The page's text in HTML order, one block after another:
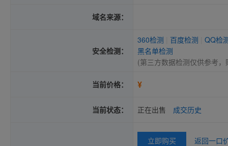
域名来源：
安全检测：
360检测 百度检测
QQ检
黑名单检测
(第三方数据检测仅供参考
当前价格： ¥
当前状态： 正在出售 成交历史
立即购买 返回一口